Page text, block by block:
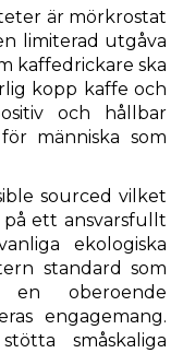
är mörkrostat
limiterad utgåva
kaffedrickare ska
kopp kaffe och
och hållbar
människa som
sourced vilket
ett ansvarsfullt
ekologiska
standard som
en oberoende
engagemang.
småskaliga